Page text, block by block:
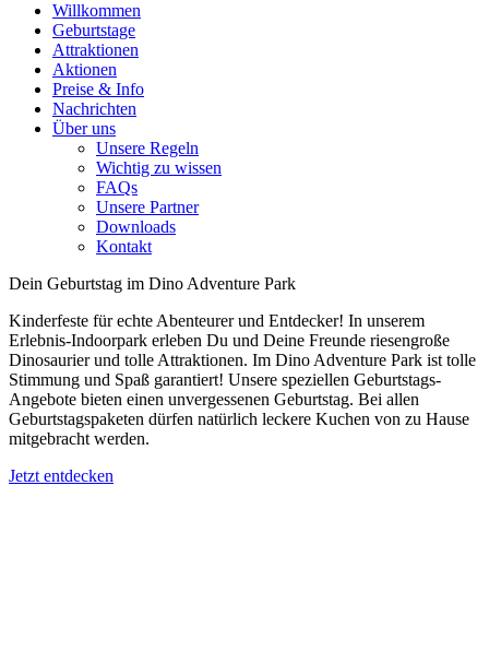
Willkommen
Geburtstage
Attraktionen
Aktionen
Preise & Info
Nachrichten
Über uns
Unsere Regeln
Wichtig zu wissen
FAQs
Unsere Partner
Downloads
Kontakt
Dein Geburtstag im Dino Adventure Park
Kinderfeste für echte Abenteurer und Entdecker! In unserem
Erlebnis-Indoorpark erleben Du und Deine Freunde riesengroße
Dinosaurier und tolle Attraktionen. Im Dino Adventure Park ist tolle
Stimmung und Spaß garantiert! Unsere speziellen Geburtstags-
Angebote bieten einen unvergessenen Geburtstag. Bei allen
Geburtstagspaketen dürfen natürlich leckere Kuchen von zu Hause
mitgebracht werden.
Jetzt entdecken